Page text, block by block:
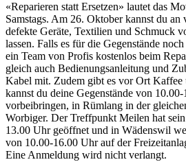
«Reparieren statt Ersetzen» lautet das
Samstags. Am 26. Oktober kannst du an
defekte Geräte, Textilien und Schmuck
lassen. Falls es für die Gegenstände
ein Team von Profis kostenlos beim
gleich auch Bedienungsanleitung und
Kabel mit. Zudem gibt es vor Ort
kannst du deine Gegenstände von
vorbeibringen, in Rümlang in der
Worbiger. Der Treffpunkt Meilen hat
13.00 Uhr geöffnet und in Wädenswil
von 10.00-16.00 Uhr auf der
Eine Anmeldung wird nicht verlangt.